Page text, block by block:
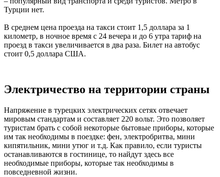
Турции нет.
В среднем цена проезда на такси стоит 1,5 доллара за 1
километр, в ночное время с 24 вечера и до 6 утра тариф на
проезд в такси увеличивается в два раза. Билет на автобус
стоит 0,5 доллара США.
Электричество на территории страны
Напряжение в турецких электрических сетях отвечает
мировым стандартам и составляет 220 вольт. Это позволяет
туристам брать с собой некоторые бытовые приборы, которые
им так необходимы в поездке: фен, электробритва, мини
кипятильник, мини утюг и т.д. Как правило, если туристы
останавливаются в гостинице, то найдут здесь все
необходимые приборы, которые так необходимы в
повседневной жизни.